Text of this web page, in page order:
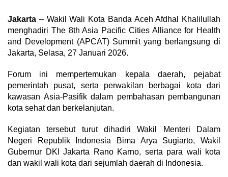
Jakarta – Wakil Wali Kota Banda Aceh Afdhal Khalilullah
menghadiri The 8th Asia Pacific Cities Alliance for Health
and Development (APCAT) Summit yang berlangsung di
Jakarta, Selasa, 27 Januari 2026.
Forum ini mempertemukan kepala daerah, pejabat
pemerintah pusat, serta perwakilan berbagai kota dari
kawasan Asia-Pasifik dalam pembahasan pembangunan
kota sehat dan berkelanjutan.
Kegiatan tersebut turut dihadiri Wakil Menteri Dalam
Negeri Republik Indonesia Bima Arya Sugiarto, Wakil
Gubernur DKI Jakarta Rano Karno, serta para wali kota
dan wakil wali kota dari sejumlah daerah di Indonesia.